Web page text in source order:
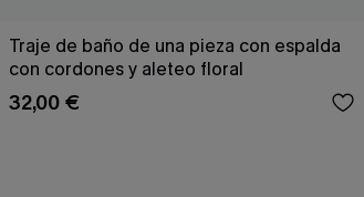
Traje de baño de una pieza con espalda
con cordones y aleteo floral
32,00 €